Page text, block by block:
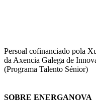
Persoal cofinanciado pola
da Axencia Galega de
(Programa Talento Sénior)
SOBRE ENERGANOVA